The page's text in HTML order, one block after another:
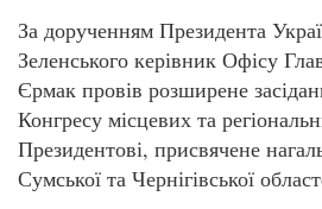
За дорученням Президента
Зеленського керівник Офісу
Єрмак провів розширене
Конгресу місцевих та
Президентові, присвячене
Сумської та Чернігівської